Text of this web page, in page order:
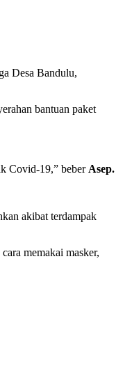
Desa Bandulu,
bantuan paket
Covid-19,” beber Asep.
akibat terdampak
memakai masker,